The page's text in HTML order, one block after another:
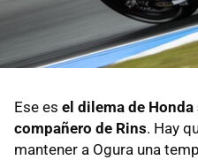
Ese es el dilema de Honda
compañero de Rins. Hay
mantener a Ogura una